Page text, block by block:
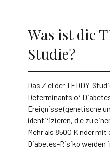
Was ist die
Studie?
Das Ziel der TEDDY-
Determinants of
Ereignisse (genetische
identifizieren, die zu
Mehr als 8500 Kinder mit
Dia­betes-Risiko werden